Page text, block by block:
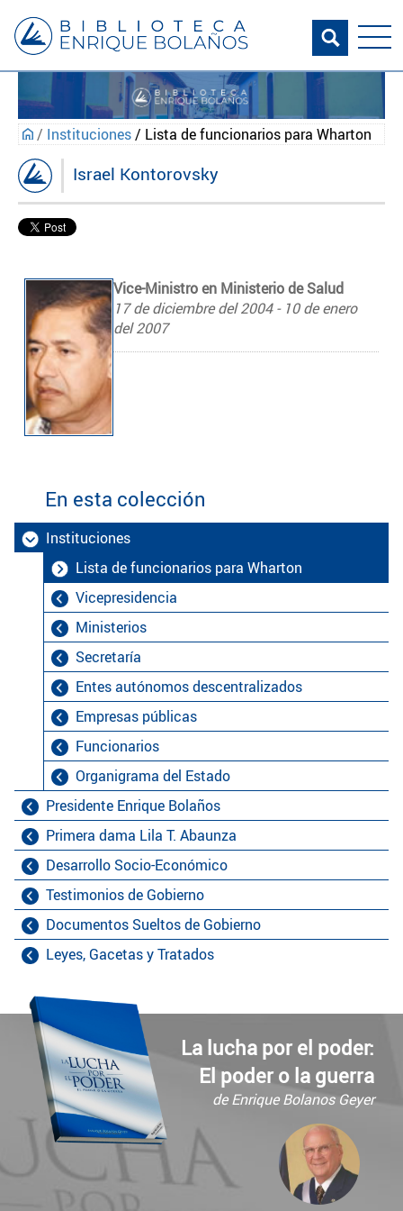
/ Instituciones/ Lista de funcionarios para Wharton
Israel Kontorovsky
Vice-Ministro en Ministerio de Salud
17 de diciembre del 2004 - 10 de enero
del 2007
En esta colección
Instituciones
Vicepresidencia
Ministerios
Secretaría
Entes autónomos descentralizados
Empresas públicas
Funcionarios
Organigrama del Estado
Lista de funcionarios para Wharton
Presidente Enrique Bolaños
Primera dama Lila T. Abaunza
Desarrollo Socio-Económico
Testimonios de Gobierno
Documentos Sueltos de Gobierno
Leyes, Gacetas y Tratados
La lucha por el poder:
El poder o la guerra
de Enrique Bolanos Geyer